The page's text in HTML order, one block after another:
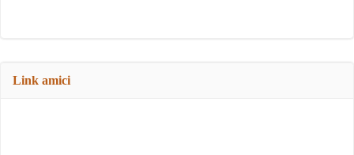
Link amici